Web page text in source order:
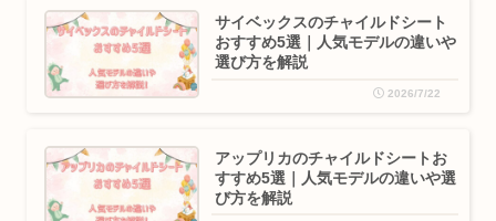
サイベックスのチャイルドシート
おすすめ5選｜人気モデルの違いや
選び方を解説
2026/7/22
アップリカのチャイルドシートお
すすめ5選｜人気モデルの違いや選
び方を解説